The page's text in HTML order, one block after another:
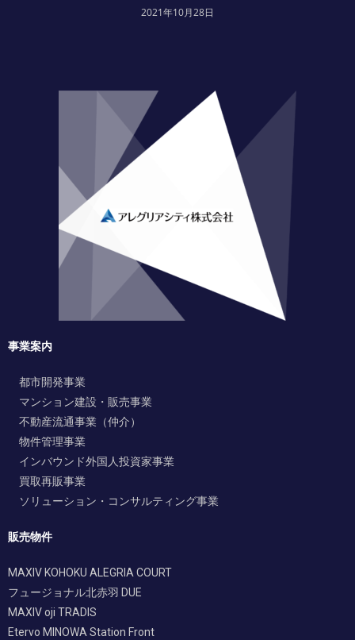
2021年10月28日
事業案内
都市開発事業
マンション建設・販売事業
不動産流通事業（仲介）
物件管理事業
インバウンド外国人投資家事業
買取再販事業
ソリューション・コンサルティング事業
販売物件
MAXIV KOHOKU ALEGRIA COURT
フュージョナル北赤羽 DUE
MAXIV oji TRADIS
Etervo MINOWA Station Front